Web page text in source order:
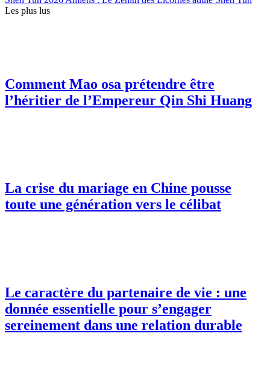
Les plus lus
Comment Mao osa prétendre être
l’héritier de l’Empereur Qin Shi Huang
La crise du mariage en Chine pousse
toute une génération vers le célibat
Le caractère du partenaire de vie : une
donnée essentielle pour s’engager
sereinement dans une relation durable